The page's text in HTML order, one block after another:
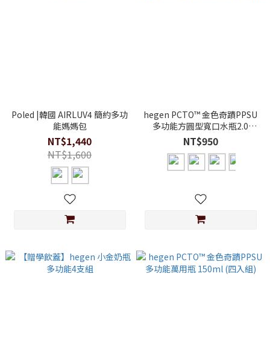
Poled |韓國 AIRLUV4 簡約多功
能媽媽包
NT$1,440
NT$1,600
hegen PCTO™ 金色奇蹟PPSU
多功能方圓型寬口水瓶2.0
330ml
NT$950